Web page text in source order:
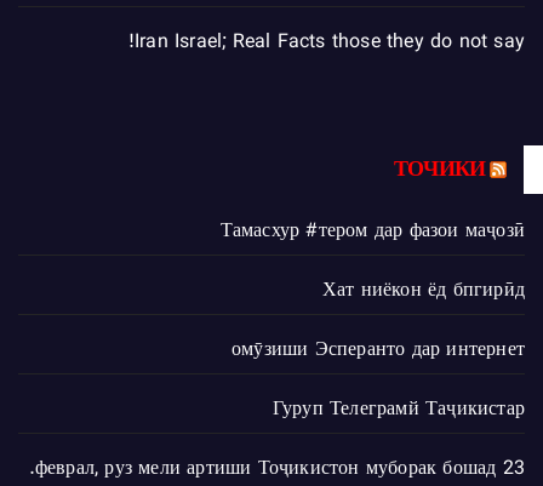
Iran Israel; Real Facts those they do not say!
ТОЧИКИ
Тамасхур #тером дар фазои маҷозӣ
Хат ниёкон ёд бпгирӣд
омӯзиши Эсперанто дар интернет
Гуруп Телеграмй Таҷикистар
23 феврал, руз мели артиши Тоҷикистон муборак бошад.